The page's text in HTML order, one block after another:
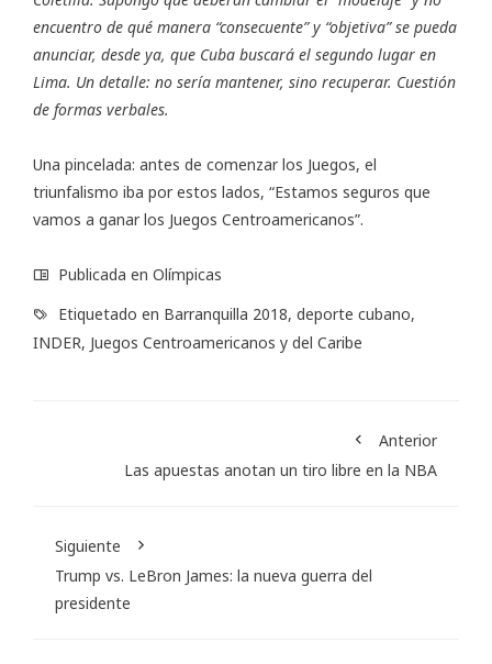
encuentro de qué manera “consecuente” y “objetiva” se pueda
anunciar, desde ya, que Cuba buscará el segundo lugar en
Lima. Un detalle: no sería mantener, sino recuperar. Cuestión
de formas verbales.
Una pincelada: antes de comenzar los Juegos, el
triunfalismo iba por estos lados, “Estamos seguros que
vamos a ganar los Juegos Centroamericanos”.
Publicada en Olímpicas
Etiquetado en Barranquilla 2018, deporte cubano,
INDER, Juegos Centroamericanos y del Caribe
Anterior
Las apuestas anotan un tiro libre en la NBA
Siguiente
Trump vs. LeBron James: la nueva guerra del
presidente